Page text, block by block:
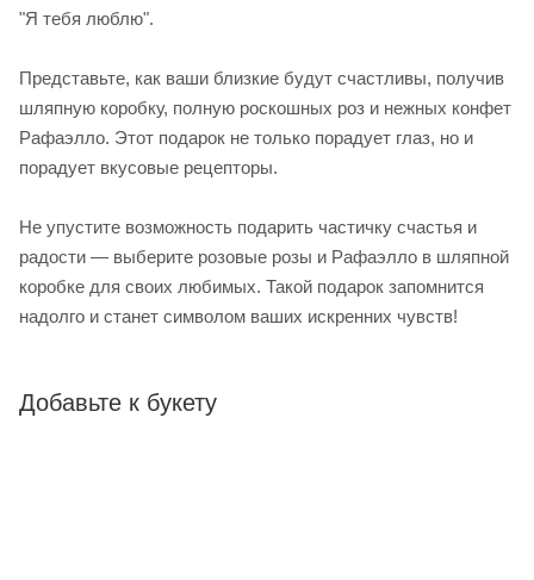
"Я тебя люблю".
Представьте, как ваши близкие будут счастливы, получив
шляпную коробку, полную роскошных роз и нежных конфет
Рафаэлло. Этот подарок не только порадует глаз, но и
порадует вкусовые рецепторы.
Не упустите возможность подарить частичку счастья и
радости — выберите розовые розы и Рафаэлло в шляпной
коробке для своих любимых. Такой подарок запомнится
надолго и станет символом ваших искренних чувств!
Добавьте к букету